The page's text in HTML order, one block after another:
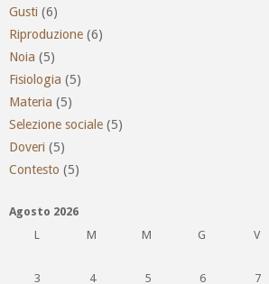
Gusti (6)
Riproduzione (6)
Noia (5)
Fisiologia (5)
Materia (5)
Selezione sociale (5)
Doveri (5)
Contesto (5)
Agosto 2026
L
M M G V
3
4 5 6 7